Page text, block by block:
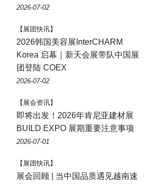
2026-07-02
【展团快讯】
2026韩国美容展InterCHARM
Korea 启幕｜新天会展带队中国展
团登陆 COEX
2026-07-02
【展会资讯】
即将出发！2026年肯尼亚建材展
BUILD EXPO 展期重要注意事项
2026-07-01
【展团快讯】
展会回顾 | 当中国品质遇见越南速